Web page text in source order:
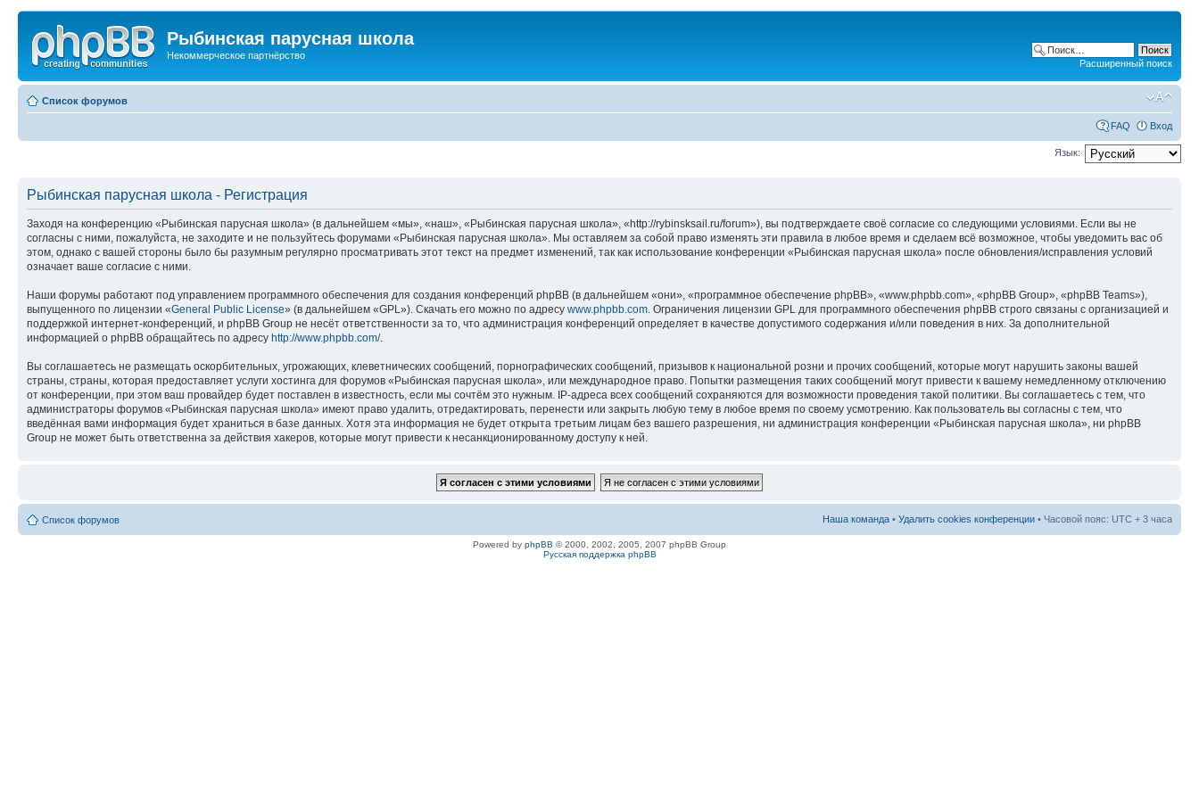
Рыбинская парусная школа
Некоммерческое партнёрство
Расширенный поиск
Список форумов
FAQ Вход
Язык:
Рыбинская парусная школа - Регистрация
Заходя на конференцию «Рыбинская парусная школа» (в дальнейшем «мы», «наш», «Рыбинская парусная школа», «http://rybinsksail.ru/forum»), вы подтверждаете своё согласие со следующими условиями. Если вы не
согласны с ними, пожалуйста, не заходите и не пользуйтесь форумами «Рыбинская парусная школа». Мы оставляем за собой право изменять эти правила в любое время и сделаем всё возможное, чтобы уведомить вас об
этом, однако с вашей стороны было бы разумным регулярно просматривать этот текст на предмет изменений, так как использование конференции «Рыбинская парусная школа» после обновления/исправления условий
означает ваше согласие с ними.
Наши форумы работают под управлением программного обеспечения для создания конференций phpBB (в дальнейшем «они», «программное обеспечение phpBB», «www.phpbb.com», «phpBB Group», «phpBB Teams»),
выпущенного по лицензии «General Public License» (в дальнейшем «GPL»). Скачать его можно по адресу www.phpbb.com. Ограничения лицензии GPL для программного обеспечения phpBB строго связаны с организацией и
поддержкой интернет-конференций, и phpBB Group не несёт ответственности за то, что администрация конференций определяет в качестве допустимого содержания и/или поведения в них. За дополнительной
информацией о phpBB обращайтесь по адресу http://www.phpbb.com/.
Вы соглашаетесь не размещать оскорбительных, угрожающих, клеветнических сообщений, порнографических сообщений, призывов к национальной розни и прочих сообщений, которые могут нарушить законы вашей
страны, страны, которая предоставляет услуги хостинга для форумов «Рыбинская парусная школа», или международное право. Попытки размещения таких сообщений могут привести к вашему немедленному отключению
от конференции, при этом ваш провайдер будет поставлен в известность, если мы сочтём это нужным. IP-адреса всех сообщений сохраняются для возможности проведения такой политики. Вы соглашаетесь с тем, что
администраторы форумов «Рыбинская парусная школа» имеют право удалить, отредактировать, перенести или закрыть любую тему в любое время по своему усмотрению. Как пользователь вы согласны с тем, что
введённая вами информация будет храниться в базе данных. Хотя эта информация не будет открыта третьим лицам без вашего разрешения, ни администрация конференции «Рыбинская парусная школа», ни phpBB
Group не может быть ответственна за действия хакеров, которые могут привести к несанкционированному доступу к ней.
Список форумов Наша команда • Удалить cookies конференции • Часовой пояс: UTC + 3 часа
Powered by phpBB © 2000, 2002, 2005, 2007 phpBB Group
Русская поддержка phpBB